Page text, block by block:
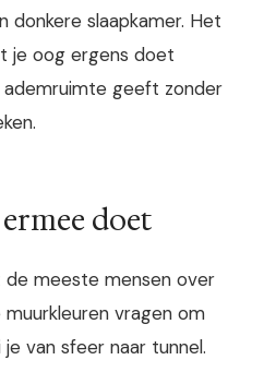
donkere slaapkamer. Het
je oog ergens doet
geeft zonder
doet
meeste mensen over
vragen om
van sfeer naar tunnel.